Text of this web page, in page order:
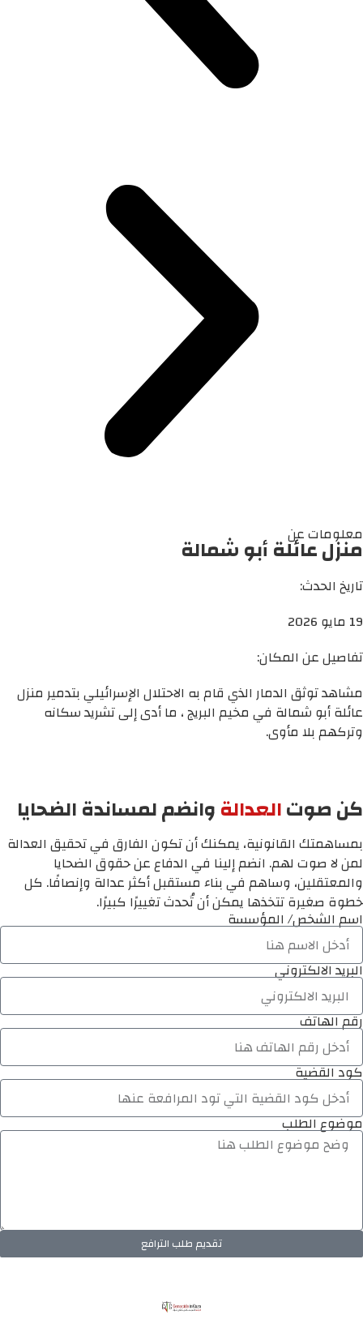
معلومات عن
منزل عائلة أبو شمالة
تاريخ الحدث:
19 مايو 2026
تفاصيل عن المكان:
مشاهد توثق الدمار الذي قام به الاحتلال الإسرائيلي بتدمير منزل
عائلة أبو شمالة في مخيم البريج ، ما أدى إلى تشريد سكانه
وتركهم بلا مأوى.
كن صوتالعدالةوانضم لمساندة الضحايا
بمساهمتك القانونية، يمكنك أن تكون الفارق في تحقيق العدالة
لمن لا صوت لهم. انضم إلينا في الدفاع عن حقوق الضحايا
والمعتقلين، وساهم في بناء مستقبل أكثر عدالة وإنصافًا. كل
خطوة صغيرة تتخذها يمكن أن تُحدث تغييرًا كبيرًا.
اسم الشخص/ المؤسسة
البريد الالكتروني
رقم الهاتف
كود القضية
موضوع الطلب
تقديم طلب الترافع